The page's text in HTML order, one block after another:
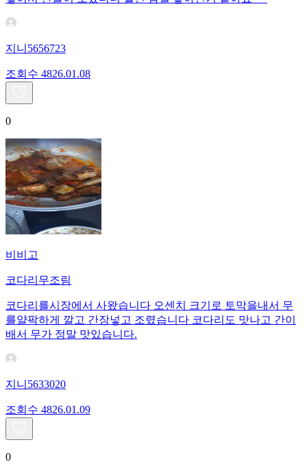
지니5656723
조회수 4826.01.08
0
비비고
코다리무조림
코다리를시장에서 사왔습니다 오센치 크기로 토막을내서 무
를얄팍하게 깔고 간장넣고 조렸습니다 코다리도 맛나고 간이
배서 무가 정말 맛있습니다.
지니5633020
조회수 4826.01.09
0